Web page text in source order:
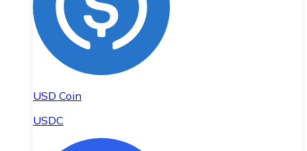
USD Coin
USDC